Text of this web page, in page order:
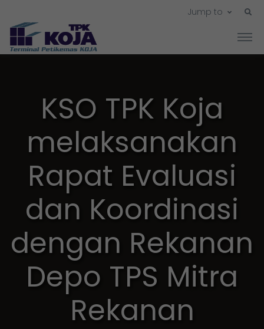
Jump to
KSO TPK Koja
melaksanakan
Rapat Evaluasi
dan Koordinasi
dengan Rekanan
Depo TPS Mitra
Rekanan